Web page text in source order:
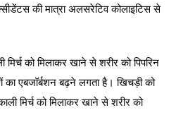
की मात्रा अलसरेटिव कोलाइटिस से
मिर्च को मिलाकर खाने से शरीर को पिपरिन
का एबजॉर्बशन बढ़ने लगता है। खिचड़ी को
मिर्च को मिलाकर खाने से शरीर को